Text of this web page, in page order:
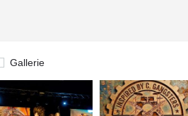
Gallerie